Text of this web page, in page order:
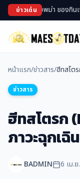
ข่าวเด่น
ปของพม่า ของกินเพียบ• ข
หน้าแรก/ข่าวสาร/ฮีทสโต
ข่าวสาร
ฮีทสโตรก
ภาวะฉุกเฉิ
BADMIN 6 เม.